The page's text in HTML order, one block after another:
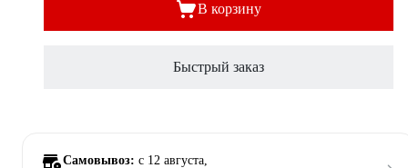
В корзину
Быстрый заказ
Самовывоз: c 12 августа,